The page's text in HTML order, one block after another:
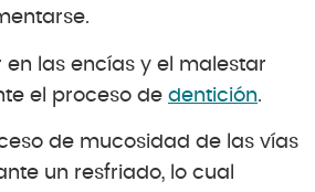
en las encías y el malestar
el proceso de dentición.
de mucosidad de las vías
un resfriado, lo cual